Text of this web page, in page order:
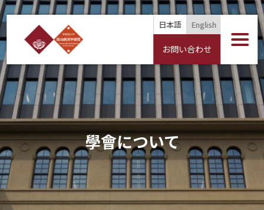
日本語 English
お問い合わせ
學會について